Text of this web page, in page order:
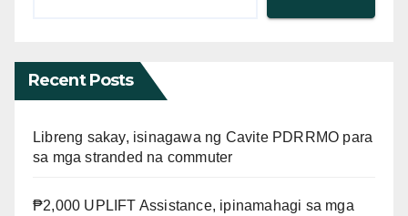
Recent Posts
Libreng sakay, isinagawa ng Cavite PDRRMO para
sa mga stranded na commuter
₱2,000 UPLIFT Assistance, ipinamahagi sa mga